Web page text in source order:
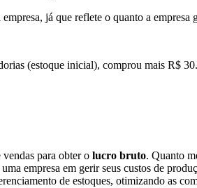
empresa, já que reflete o quanto a empresa
(estoque inicial), comprou mais R$
para obter o lucro bruto. Quanto
empresa em gerir seus custos de
de estoques, otimizando as